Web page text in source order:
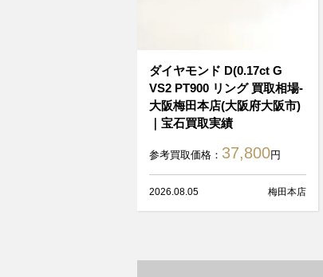
ダイヤモンド D(0.17ct G
VS2 PT900 リング 買取相場-
大阪梅田本店(大阪府大阪市)
｜宝石買取実績
参考買取価格： 37,800円
2026.08.05 梅田本店